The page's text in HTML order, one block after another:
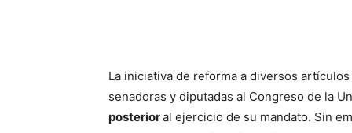
La iniciativa de reforma a diversos
senadoras y diputadas al Congreso de la
posterioral ejercicio de su mandato. Sin